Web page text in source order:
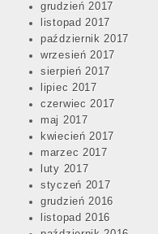
grudzień 2017
listopad 2017
październik 2017
wrzesień 2017
sierpień 2017
lipiec 2017
czerwiec 2017
maj 2017
kwiecień 2017
marzec 2017
luty 2017
styczeń 2017
grudzień 2016
listopad 2016